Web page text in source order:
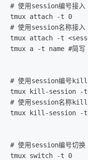
# 使用session编号接入
tmux attach -t 0
# 使用session名称接入
tmux attach -t
tmux a -t name #简写
# 使用session编号kill
tmux kill-session -
# 使用session名称kill
tmux kill-session -t
# 使用session编号切换
tmux switch -t 0